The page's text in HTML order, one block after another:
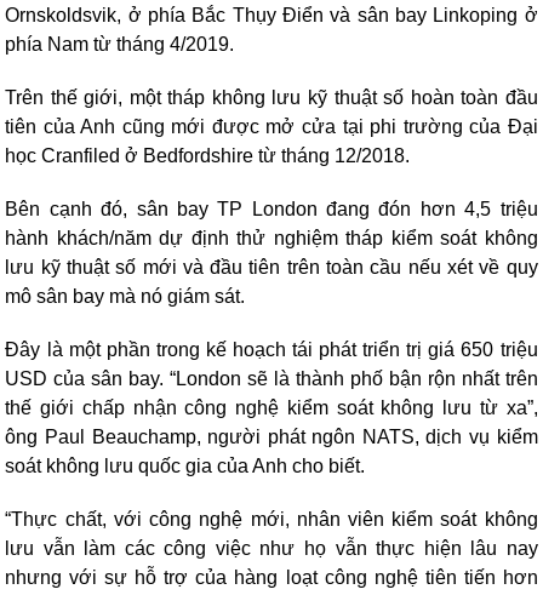
Ornskoldsvik, ở phía Bắc Thụy Điển và sân bay Linkoping ở
phía Nam từ tháng 4/2019.
Trên thế giới, một tháp không lưu kỹ thuật số hoàn toàn đầu
tiên của Anh cũng mới được mở cửa tại phi trường của Đại
học Cranfiled ở Bedfordshire từ tháng 12/2018.
Bên cạnh đó, sân bay TP London đang đón hơn 4,5 triệu
hành khách/năm dự định thử nghiệm tháp kiểm soát không
lưu kỹ thuật số mới và đầu tiên trên toàn cầu nếu xét về quy
mô sân bay mà nó giám sát.
Đây là một phần trong kế hoạch tái phát triển trị giá 650 triệu
USD của sân bay. “London sẽ là thành phố bận rộn nhất trên
thế giới chấp nhận công nghệ kiểm soát không lưu từ xa”,
ông Paul Beauchamp, người phát ngôn NATS, dịch vụ kiểm
soát không lưu quốc gia của Anh cho biết.
“Thực chất, với công nghệ mới, nhân viên kiểm soát không
lưu vẫn làm các công việc như họ vẫn thực hiện lâu nay
nhưng với sự hỗ trợ của hàng loạt công nghệ tiên tiến hơn